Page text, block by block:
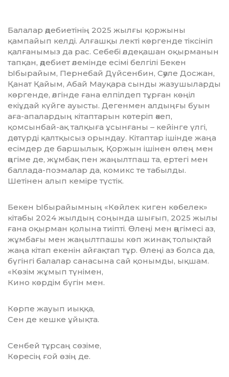
Балалар әдебиетінің 2025 жылғы қоржыны
қампайып келді. Алғашқы лекті көргенде тіксініп
қалғанымыз да рас. Себебі әлдеқашан оқырманын
тапқан, әдебиет әлемінде есімі белгілі Бекен
Ыбырайым, Пернебай Дүйсенбин, Сәуле Досжан,
Қанат Қайым, Абай Мауқара сынды жазушыларды
көргенде, әлгінде ғана елпілдеп тұрған көңіл
екіұдай күйге ауысты. Дегенмен алдыңғы буын
аға-апалардың кітаптарын көтеріп әкеп,
қомсынбай-ақ талқыға ұсынғаны – кейінге үлгі,
дәстүрді қалтқысыз орындау. Кітаптар ішінде жаңа
есімдер де баршылық. Қоржын ішінен өлең мен
әңгіме де, жұмбақ пен жаңылтпаш та, ертегі мен
баллада-поэмалар да, комикс те табылды.
Шетінен алып кеміре түстік.
Бекен Ыбырайымның «Көйлек киген көбелек»
кітабы 2024 жылдың соңында шығып, 2025 жылы
ғана оқырман қолына тиіпті. Өлеңі мен әңгімесі аз,
жұмбағы мен жаңылтпашы көп жинақ толықтай
жаңа кітап екенін айғақтап тұр. Өлеңі аз болса да,
бүгінгі балалар санасына сай қонымды, ықшам.
«Көзім жұмып түнімен,
Кино көрдім бүгін мен.
Көрпе жауып иыққа,
Сен де кешке ұйықта.
Сенбей тұрсаң сөзіме,
Көресің ғой өзің де.